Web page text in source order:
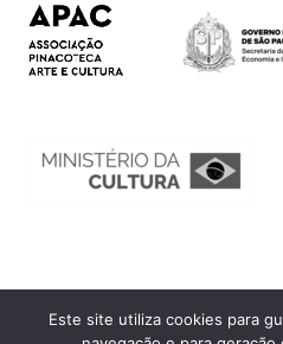
Ouvidoria
Este site utiliza cookies para